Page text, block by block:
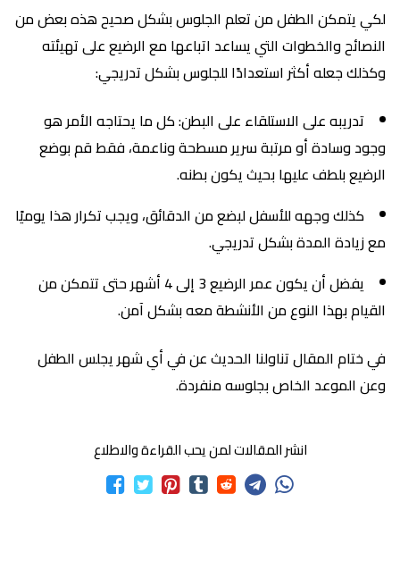
لكي يتمكن الطفل من تعلم الجلوس بشكل صحيح هذه بعض من
النصائح والخطوات التي يساعد اتباعها مع الرضيع على تهيئته
وكذلك جعله أكثر استعدادًا للجلوس بشكل تدريجي:
تدريبه على الاستلقاء على البطن: كل ما يحتاجه الأمر هو
وجود وسادة أو مرتبة سرير مسطحة وناعمة، فقط قم بوضع
الرضيع بلطف عليها بحيث يكون بطنه.
كذلك وجهه للأسفل لبضع من الدقائق، ويجب تكرار هذا يوميًا
مع زيادة المدة بشكل تدريجي.
يفضل أن يكون عمر الرضيع 3 إلى 4 أشهر حتى تتمكن من
القيام بهذا النوع من الأنشطة معه بشكل آمن.
في ختام المقال تناولنا الحديث عن في أي شهر يجلس الطفل
وعن الموعد الخاص بجلوسه منفردة.
انشر المقالات لمن يحب القراءة والاطلاع